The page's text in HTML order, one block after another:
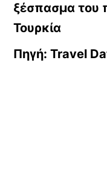
ξέσπασμα του
Τουρκία
Πηγή: Travel